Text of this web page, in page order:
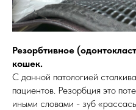
Резорбтивное
кошек.
С данной патологией
пациентов. Резорбция это
иными словами - зуб